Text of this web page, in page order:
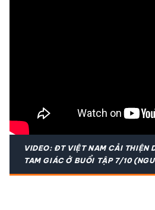
VIDEO: ĐT VIỆT NAM CẢI THIỆN
TAM GIÁC Ở BUỔI TẬP 7/10